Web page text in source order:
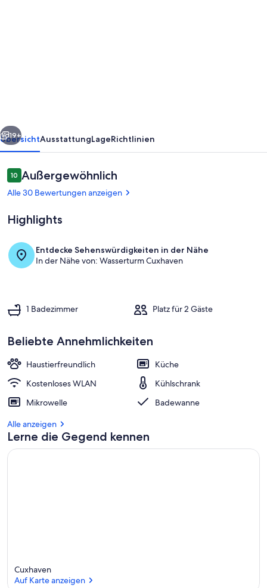
-
Ausblick
auf
den
Cuxland-Fewo-Service - Haus Alte-
Weiter
19+
ÜbersichtAusstattungLageRichtlinien
Bewertungen
1010 von 10.
Außergewöhnlich
Alle 30 Bewertungen anzeigen
Highlights
Entdecke Sehenswürdigkeiten in der Nähe
In der Nähe von: Wasserturm Cuxhaven
1 Badezimmer Platz für 2 Gäste
Beliebte Annehmlichkeiten
Haustierfreundlich
Küche
Kostenloses WLAN
Kühlschrank
Mikrowelle
Badewanne
Alle anzeigen
Lerne die Gegend kennen
Cuxhaven
Auf Karte anzeigen